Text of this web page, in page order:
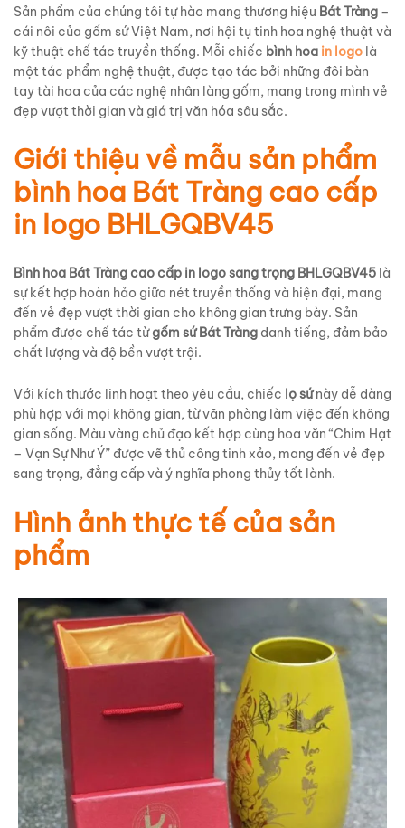
Sản phẩm của chúng tôi tự hào mang thương hiệu Bát Tràng –
cái nôi của gốm sứ Việt Nam, nơi hội tụ tinh hoa nghệ thuật và
kỹ thuật chế tác truyền thống. Mỗi chiếc bình hoa in logo là
một tác phẩm nghệ thuật, được tạo tác bởi những đôi bàn
tay tài hoa của các nghệ nhân làng gốm, mang trong mình vẻ
đẹp vượt thời gian và giá trị văn hóa sâu sắc.
Giới thiệu về mẫu sản phẩm
bình hoa Bát Tràng cao cấp
in logo BHLGQBV45
Bình hoa Bát Tràng cao cấp in logo sang trọng BHLGQBV45 là
sự kết hợp hoàn hảo giữa nét truyền thống và hiện đại, mang
đến vẻ đẹp vượt thời gian cho không gian trưng bày. Sản
phẩm được chế tác từgốm sứ Bát Tràng danh tiếng, đảm bảo
chất lượng và độ bền vượt trội.
Với kích thước linh hoạt theo yêu cầu, chiếc lọ sứnày dễ dàng
phù hợp với mọi không gian, từ văn phòng làm việc đến không
gian sống. Màu vàng chủ đạo kết hợp cùng hoa văn “Chim Hạt
– Vạn Sự Như Ý” được vẽ thủ công tinh xảo, mang đến vẻ đẹp
sang trọng, đẳng cấp và ý nghĩa phong thủy tốt lành.
Hình ảnh thực tế của sản
phẩm